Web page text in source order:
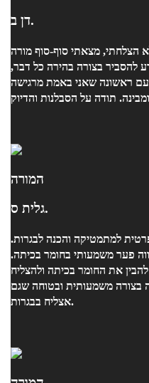
דן ב.
הצלחתי, מצאתי סוף-סוף מורה
להסביר בצורה בהירה כל דבר,
ראשונה שאני באמת מרגישה
המורה
גלית ס.
למתמטיקה והכנה לבגרות.
פער משמעותי בחומר בכיתה.
להבין את החומר בכיתה ולהצליח
בצורה משמעותית ובטוחה שגם
אצליח בבגרות.